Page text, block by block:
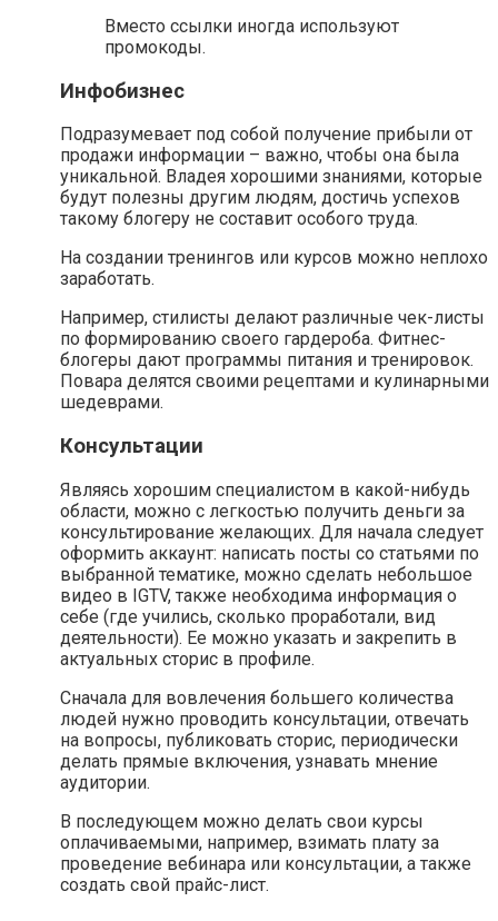
Вместо ссылки иногда используют
промокоды.
Инфобизнес
Подразумевает под собой получение прибыли от
продажи информации – важно, чтобы она была
уникальной. Владея хорошими знаниями, которые
будут полезны другим людям, достичь успехов
такому блогеру не составит особого труда.
На создании тренингов или курсов можно неплохо
заработать.
Например, стилисты делают различные чек-листы
по формированию своего гардероба. Фитнес-
блогеры дают программы питания и тренировок.
Повара делятся своими рецептами и кулинарными
шедеврами.
Консультации
Являясь хорошим специалистом в какой-нибудь
области, можно с легкостью получить деньги за
консультирование желающих. Для начала следует
оформить аккаунт: написать посты со статьями по
выбранной тематике, можно сделать небольшое
видео в IGTV, также необходима информация о
себе (где учились, сколько проработали, вид
деятельности). Ее можно указать и закрепить в
актуальных сторис в профиле.
Сначала для вовлечения большего количества
людей нужно проводить консультации, отвечать
на вопросы, публиковать сторис, периодически
делать прямые включения, узнавать мнение
аудитории.
В последующем можно делать свои курсы
оплачиваемыми, например, взимать плату за
проведение вебинара или консультации, а также
создать свой прайс-лист.